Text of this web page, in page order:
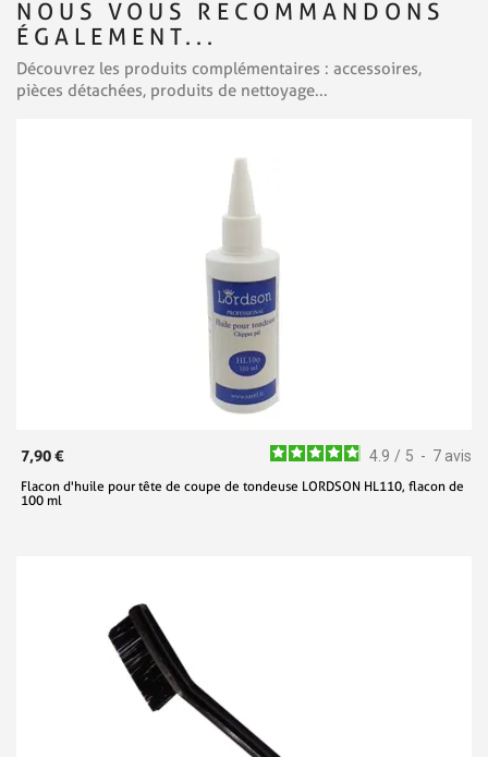
NOUS VOUS RECOMMANDONS
ÉGALEMENT...
Découvrez les produits complémentaires : accessoires,
pièces détachées, produits de nettoyage...
4.9 / 5 - 7 avis
7,90 €
Flacon d'huile pour tête de coupe de tondeuse LORDSON HL110, flacon de
100 ml